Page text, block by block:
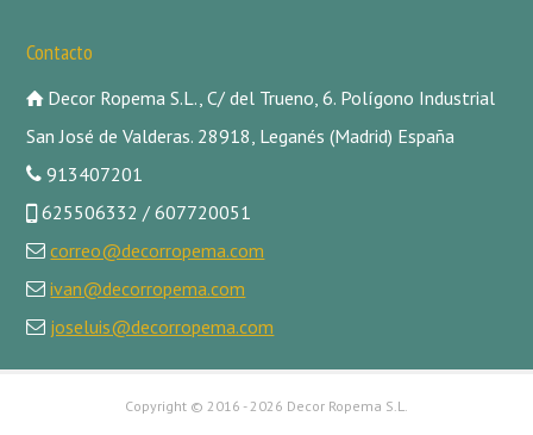
Contacto
Decor Ropema S.L., C/ del Trueno, 6. Polígono Industrial
San José de Valderas. 28918, Leganés (Madrid) España
913407201
625506332 / 607720051
correo@decorropema.com
ivan@decorropema.com
joseluis@decorropema.com
Copyright © 2016 - 2026 Decor Ropema S.L.